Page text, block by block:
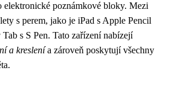
elektronické poznámkové bloky. Mezi
s perem, jako je iPad s Apple Pencil
s S Pen. Tato zařízení nabízejí
a kreslenía zároveň poskytují všechny